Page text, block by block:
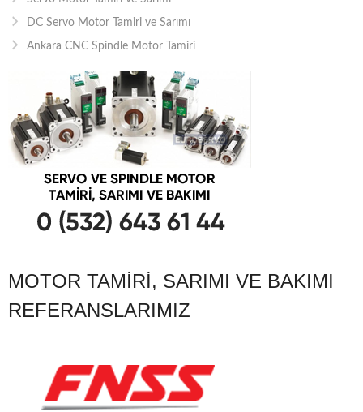
DC Servo Motor Tamiri ve Sarımı
Ankara CNC Spindle Motor Tamiri
MOTOR TAMIRI, SARIMI VE BAKIMI
REFERANSLARIMIZ